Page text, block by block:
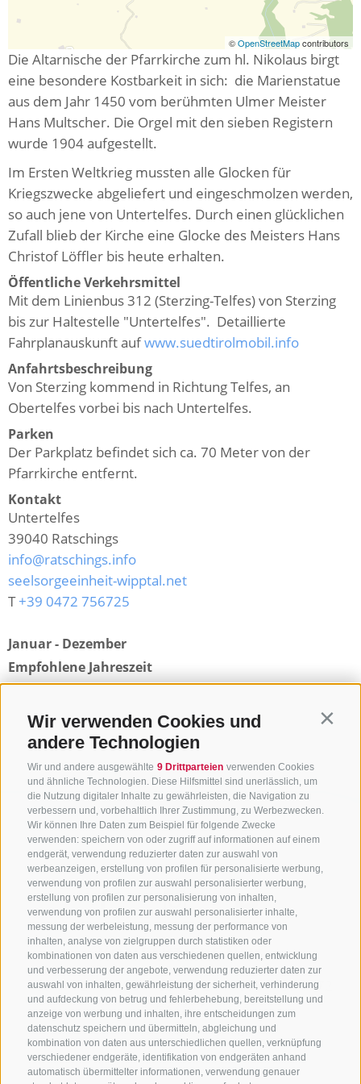
Wir verwenden Cookies und
andere Technologien
Wir und andere ausgewählte 9 Drittparteien verwenden Cookies
und ähnliche Technologien. Diese Hilfsmittel sind unerlässlich, um
die Nutzung digitaler Inhalte zu gewährleisten, die Navigation zu
verbessern und, vorbehaltlich Ihrer Zustimmung, zu Werbezwecken.
Wir können Ihre Daten zum Beispiel für folgende Zwecke
verwenden: speichern von oder zugriff auf informationen auf einem
endgerät, verwendung reduzierter daten zur auswahl von
werbeanzeigen, erstellung von profilen für personalisierte werbung,
verwendung von profilen zur auswahl personalisierter werbung,
erstellung von profilen zur personalisierung von inhalten,
verwendung von profilen zur auswahl personalisierter inhalte,
messung der werbeleistung, messung der performance von
inhalten, analyse von zielgruppen durch statistiken oder
kombinationen von daten aus verschiedenen quellen, entwicklung
und verbesserung der angebote, verwendung reduzierter daten zur
auswahl von inhalten, gewährleistung der sicherheit, verhinderung
und aufdeckung von betrug und fehlerbehebung, bereitstellung und
anzeige von werbung und inhalten, ihre entscheidungen zum
datenschutz speichern und übermitteln, abgleichung und
kombination von daten aus unterschiedlichen quellen, verknüpfung
verschiedener endgeräte, identifikation von endgeräten anhand
automatisch übermittelter informationen, verwendung genauer
©OpenStreetMapcontributors
Die Altarnische der Pfarrkirche zum hl. Nikolaus birgt
eine besondere Kostbarkeit in sich: die Marienstatue
aus dem Jahr 1450 vom berühmten Ulmer Meister
Hans Multscher. Die Orgel mit den sieben Registern
wurde 1904 aufgestellt.
Im Ersten Weltkrieg mussten alle Glocken für
Kriegszwecke abgeliefert und eingeschmolzen werden,
so auch jene von Untertelfes. Durch einen glücklichen
Zufall blieb der Kirche eine Glocke des Meisters Hans
Christof Löffler bis heute erhalten.
Öffentliche Verkehrsmittel
Mit dem Linienbus 312 (Sterzing-Telfes) von Sterzing
bis zur Haltestelle "Untertelfes". Detaillierte
Fahrplanauskunft aufwww.suedtirolmobil.info
Anfahrtsbeschreibung
Von Sterzing kommend in Richtung Telfes, an
Obertelfes vorbei bis nach Untertelfes.
Parken
Der Parkplatz befindet sich ca. 70 Meter von der
Pfarrkirche entfernt.
Kontakt
Untertelfes
39040 Ratschings
info@ratschings.info
seelsorgeeinheit-wipptal.net
T+39 0472 756725
Januar - Dezember
Empfohlene Jahreszeit
Zurück zur Übersicht
KONTAKTIERE UNS
+39 0472 765325/+39 0472 760608/+39 0472
632372
info@sterzing-ratschings.it